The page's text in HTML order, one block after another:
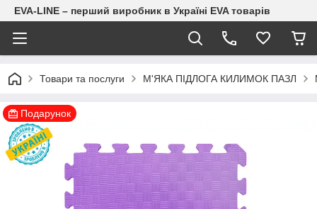
EVA-LINE – перший виробник в Україні EVA товарів
Товари та послуги М'ЯКА ПІДЛОГА КИЛИМОК ПАЗЛ
Подарунок